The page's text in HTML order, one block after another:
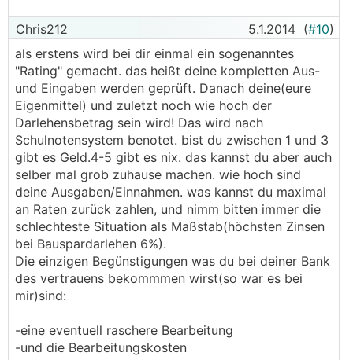
Chris212 5.1.2014 (#10)
als erstens wird bei dir einmal ein sogenanntes
"Rating" gemacht. das heißt deine kompletten Aus-
und Eingaben werden geprüft. Danach deine(eure
Eigenmittel) und zuletzt noch wie hoch der
Darlehensbetrag sein wird! Das wird nach
Schulnotensystem benotet. bist du zwischen 1 und 3
gibt es Geld.4-5 gibt es nix. das kannst du aber auch
selber mal grob zuhause machen. wie hoch sind
deine Ausgaben/Einnahmen. was kannst du maximal
an Raten zurück zahlen, und nimm bitten immer die
schlechteste Situation als Maßstab(höchsten Zinsen
bei Bauspardarlehen 6%).
Die einzigen Begünstigungen was du bei deiner Bank
des vertrauens bekommmen wirst(so war es bei
mir)sind:
-eine eventuell raschere Bearbeitung
-und die Bearbeitungskosten